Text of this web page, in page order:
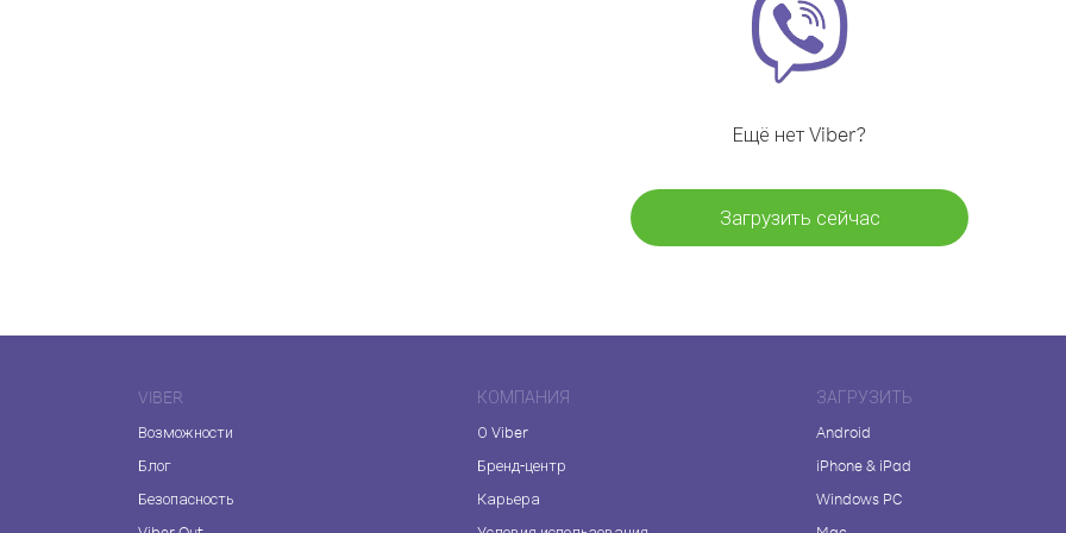
Ещё нет Viber?
Загрузить сейчас
VIBER
Возможности
Блог
Безопасность
КОМПАНИЯ
О Viber
Бренд-центр
Карьера
ЗАГРУЗИТЬ
Android
iPhone & iPad
Windows PC